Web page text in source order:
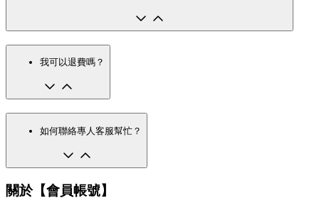
我可以退費嗎？
如何聯絡專人客服幫忙？
關於【會員帳號】